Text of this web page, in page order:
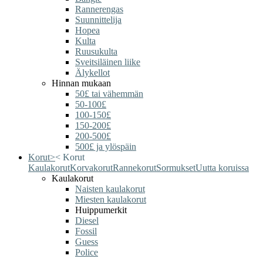
Rannerengas
Suunnittelija
Hopea
Kulta
Ruusukulta
Sveitsiläinen liike
Älykellot
Hinnan mukaan
50£ tai vähemmän
50-100£
100-150£
150-200£
200-500£
500£ ja ylöspäin
Korut>< Korut
KaulakorutKorvakorutRannekorutSormuksetUutta koruissa
Kaulakorut
Naisten kaulakorut
Miesten kaulakorut
Huippumerkit
Diesel
Fossil
Guess
Police